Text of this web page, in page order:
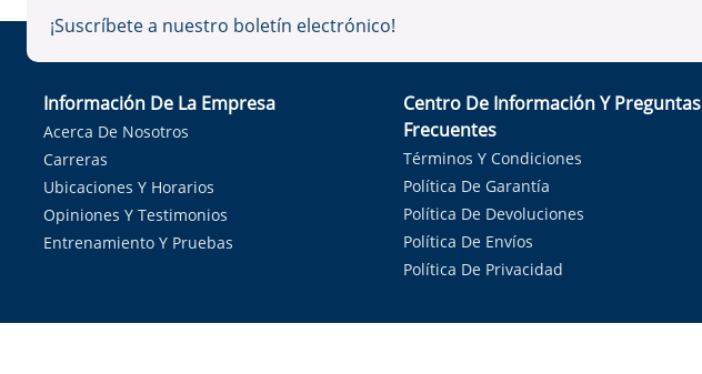
¡Suscríbete a nuestro boletín electrónico!
Información De La Empresa
Acerca De Nosotros
Carreras
Ubicaciones Y Horarios
Opiniones Y Testimonios
Entrenamiento Y Pruebas
Centro De Información Y Preguntas
Frecuentes
Términos Y Condiciones
Política De Garantía
Política De Devoluciones
Política De Envíos
Política De Privacidad